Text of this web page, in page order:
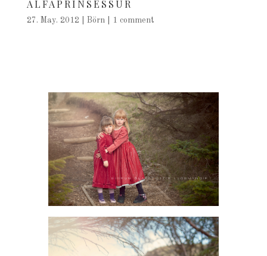
ÁLFAPRINSESSUR
27. May. 2012 Börn| 1 comment